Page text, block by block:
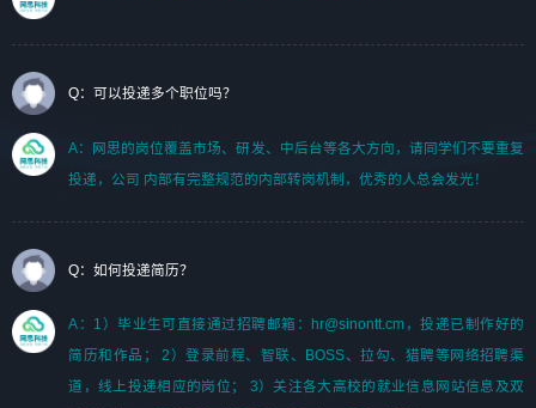
Q：可以投递多个职位吗？
A：网思的岗位覆盖市场、研发、中后台等各大方向，请同学们不要重复
投递，公司 内部有完整规范的内部转岗机制，优秀的人总会发光！
Q：如何投递简历？
A：1）毕业生可直接通过招聘邮箱：hr@sinontt.cm，投递已制作好的
简历和作品； 2）登录前程、智联、BOSS、拉勾、猎聘等网络招聘渠
道，线上投递相应的岗位； 3）关注各大高校的就业信息网站信息及双